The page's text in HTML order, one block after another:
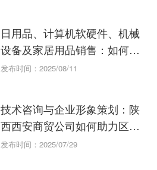
日用品、计算机软硬件、机械
设备及家居用品销售：如何选
择靠谱供应商？
发布时间：2025/08/11
技术咨询与企业形象策划：陕
西西安商贸公司如何助力区县
发展？
发布时间：2025/07/29